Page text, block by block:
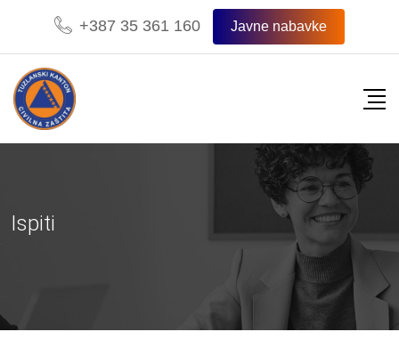
+387 35 361 160 Javne nabavke
Ispiti